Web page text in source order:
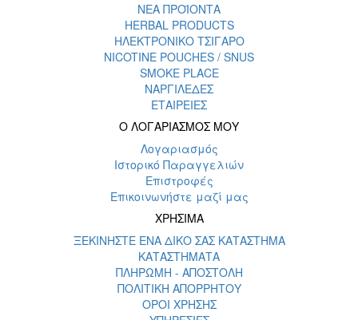
ΝΕΑ ΠΡΟΪΟΝΤΑ
HERBAL PRODUCTS
ΗΛΕΚΤΡΟΝΙΚΟ ΤΣΙΓΑΡΟ
NICOTINE POUCHES / SNUS
SMOKE PLACE
ΝΑΡΓΙΛΕΔΕΣ
ΕΤΑΙΡΕΙΕΣ
Ο ΛΟΓΑΡΙΑΣΜΟΣ ΜΟΥ
Λογαριασμός
Ιστορικό Παραγγελιών
Επιστροφές
Επικοινωνήστε μαζί μας
ΧΡΗΣΙΜΑ
ΞΕΚΙΝΗΣΤΕ ΕΝΑ ΔΙΚΟ ΣΑΣ ΚΑΤΑΣΤΗΜΑ
ΚΑΤΑΣΤΗΜΑΤΑ
ΠΛΗΡΩΜΗ - ΑΠΟΣΤΟΛΗ
ΠΟΛΙΤΙΚΗ ΑΠΟΡΡΗΤΟΥ
ΟΡΟΙ ΧΡΗΣΗΣ